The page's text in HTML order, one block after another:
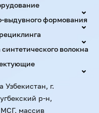
выдувного формования
волокна
Узбекистан, г.
р-н,
массив